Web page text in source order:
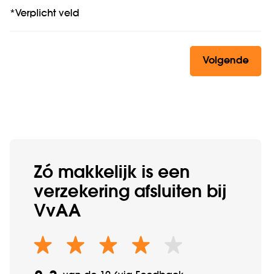
*Verplicht veld
Volgende
Zó makkelijk is een
verzekering afsluiten bij
VvAA